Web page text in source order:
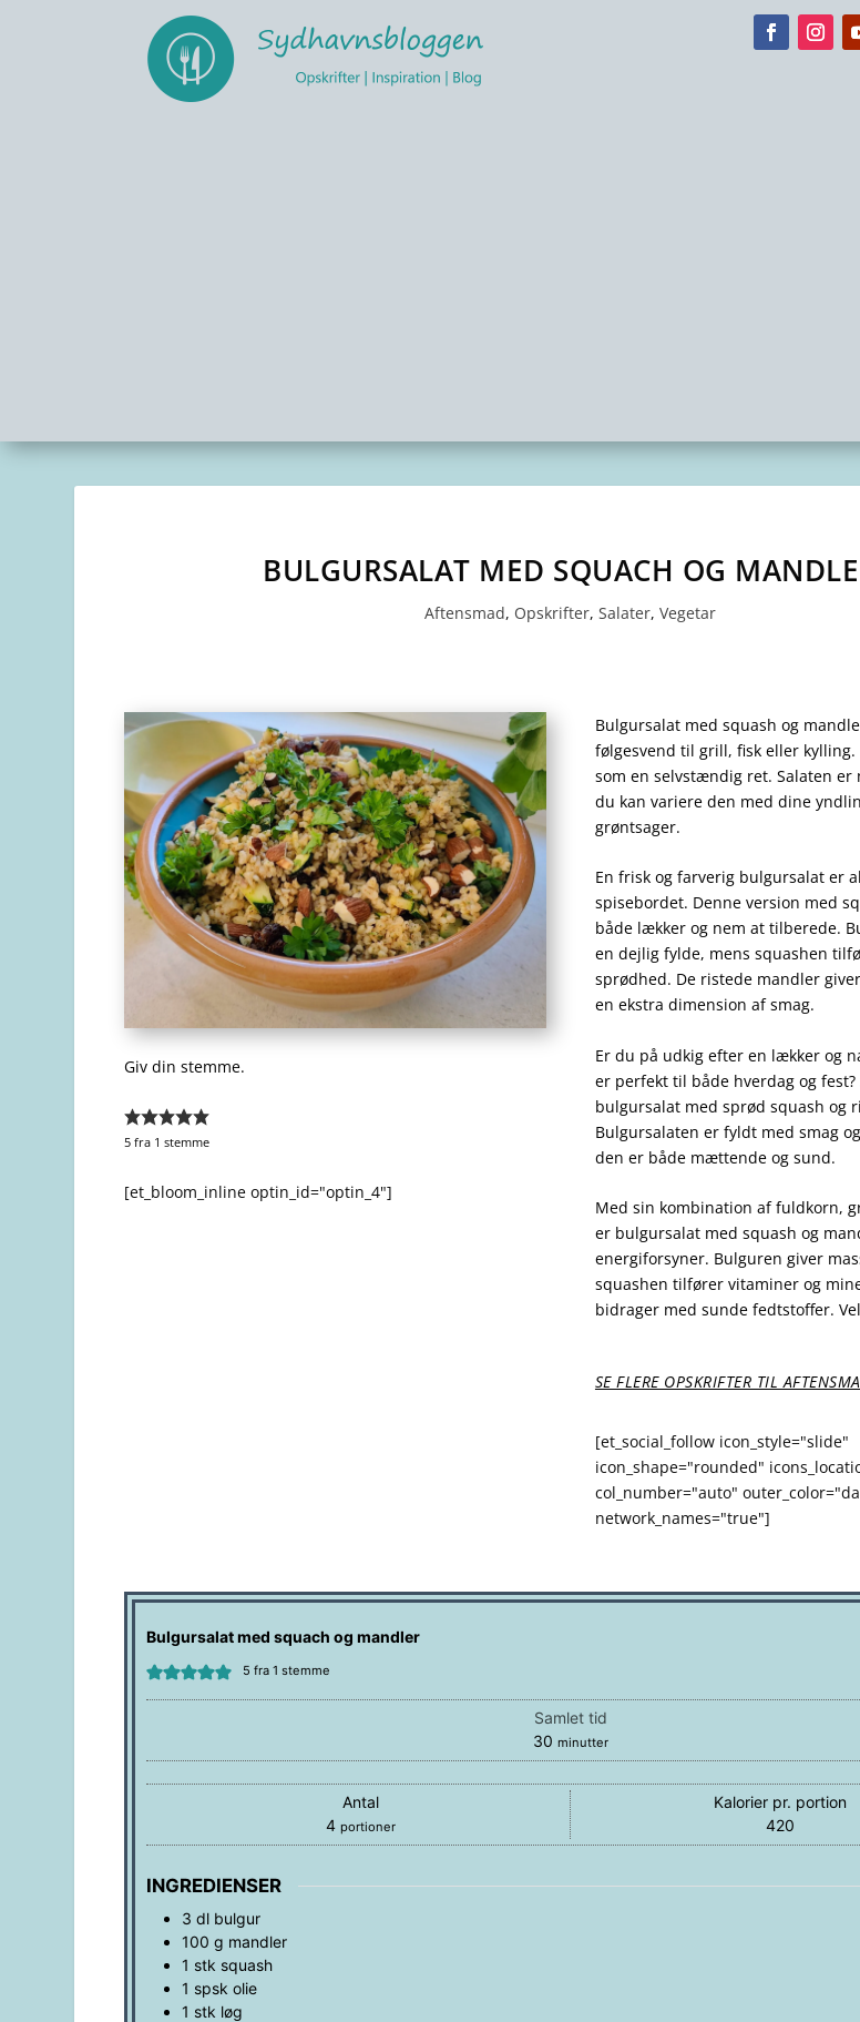
BULGURSALAT MED SQUACH OG
Aftensmad, Opskrifter,Salater,Vegetar
Giv din stemme.
5fra 1 stemme
[et_bloom_inline optin_id="optin_4"]
Bulgursalat med squash og
følgesvend til grill, fisk eller
som en selvstændig ret. Salaten er
du kan variere den med dine
grøntsager.
En frisk og farverig bulgursalat er
spisebordet. Denne version med
både lækker og nem at tilberede.
en dejlig fylde, mens squashen
sprødhed. De ristede mandler
en ekstra dimension af smag.
Er du på udkig efter en lækker og
er perfekt til både hverdag og
bulgursalat med sprød squash og
Bulgursalaten er fyldt med smag
den er både mættende og sund.
Med sin kombination af fuldkorn,
er bulgursalat med squash og
energiforsyner. Bulguren giver
squashen tilfører vitaminer og
bidrager med sunde fedtstoffer.
SE FLERE OPSKRIFTER TIL
[et_social_follow icon_style="slide"
icon_shape="rounded"
col_number="auto"
network_names="true"]
Bulgursalat med squach og mandler
5 fra 1 stemme
Samlet tid
30minutter
minutter
Antal
4 portioner
Kalorier pr. portion
420
INGREDIENSER
3 dl bulgur
100 g mandler
1 stk squash
1 spsk olie
1 stk løg